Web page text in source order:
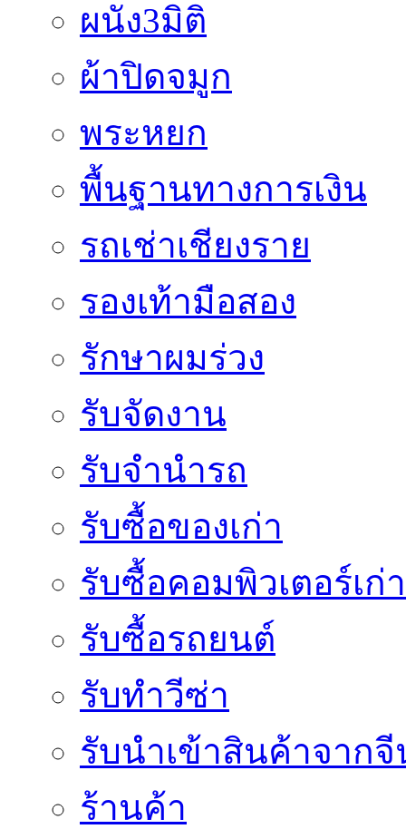
ผนัง3มิติ
ผ้าปิดจมูก
พระหยก
พื้นฐานทางการเงิน
รถเช่าเชียงราย
รองเท้ามือสอง
รักษาผมร่วง
รับจัดงาน
รับจำนำรถ
รับซื้อของเก่า
รับซื้อคอมพิวเตอร์เก่า
รับซื้อรถยนต์
รับทำวีซ่า
รับนำเข้าสินค้าจากจี
ร้านค้า